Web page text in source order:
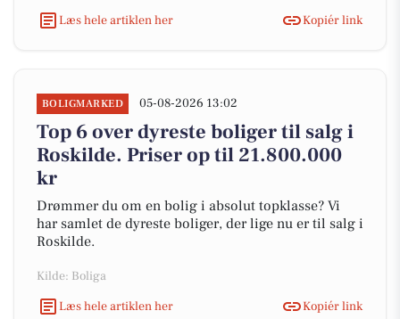
Læs hele artiklen her
Kopiér link
BOLIGMARKED 05-08-2026 13:02
Top 6 over dyreste boliger til salg i
Roskilde. Priser op til 21.800.000
kr
Drømmer du om en bolig i absolut topklasse? Vi
har samlet de dyreste boliger, der lige nu er til salg i
Roskilde.
Kilde: Boliga
Læs hele artiklen her
Kopiér link